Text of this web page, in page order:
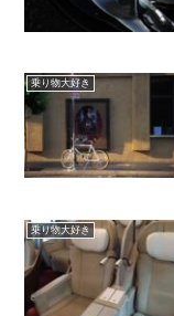
乗り物大好き
乗り物大好き